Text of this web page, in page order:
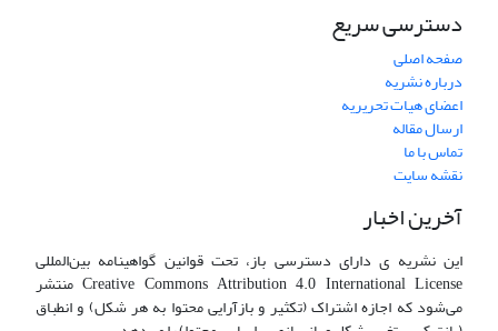
دسترسی سریع
صفحه اصلی
درباره نشریه
اعضای هیات تحریریه
ارسال مقاله
تماس با ما
نقشه سایت
آخرین اخبار
این نشریه ی دارای دسترسی باز، تحت قوانین گواهینامه بین‌المللی
Creative Commons Attribution 4.0 International License منتشر
می‌شود که اجازه اشتراک (تکثیر و بازآرایی محتوا به هر شکل) و انطباق